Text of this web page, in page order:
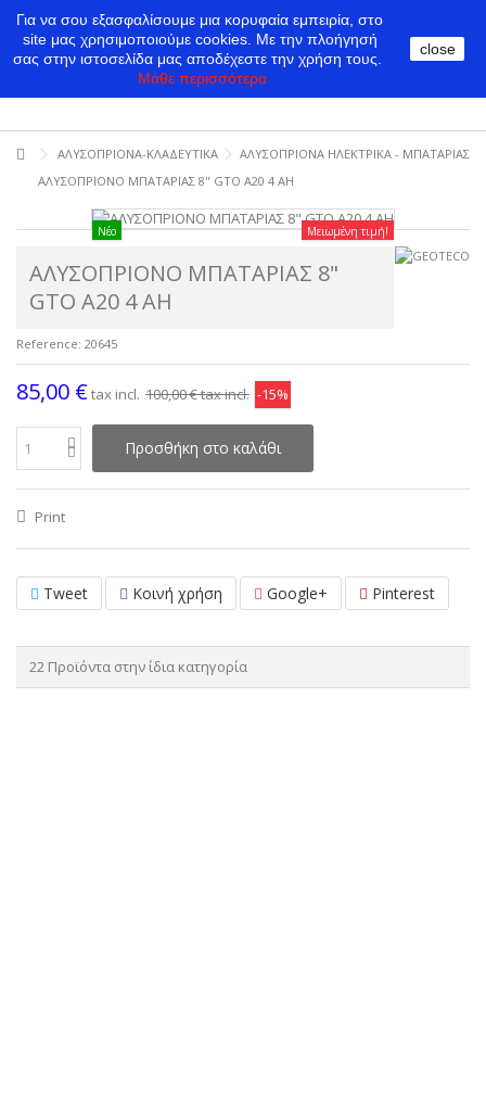
ΑΛΥΣΟΠΡΙΟΝΑ-ΚΛΑΔΕΥΤΙΚΑ
ΑΛΥΣΟΠΡΙΟΝΑ ΗΛΕΚΤΡΙΚΑ - ΜΠΑΤΑΡΙΑΣ
ΑΛΥΣΟΠΡΙΟΝΟ ΜΠΑΤΑΡΙΑΣ 8" GTO A20 4 ΑΗ
Μειωμένη τιμή!
Νέο
ΑΛΥΣΟΠΡΙΟΝΟ ΜΠΑΤΑΡΙΑΣ 8"
GTO A20 4 ΑΗ
Reference: 20645
85,00 €tax incl. 100,00 €tax incl. -15%
Προσθήκη στο καλάθι
Print
Tweet Κοινή χρήση Google+ Pinterest
22 Προϊόντα στην ίδια κατηγορία
Για να σου εξασφαλίσουμε μια κορυφαία εμπειρία, στο
site μας χρησιμοποιούμε cookies. Με την πλοήγησή
σας στην ιστοσελίδα μας αποδέχεστε την χρήση τους.
Μάθε περισσότερα
close